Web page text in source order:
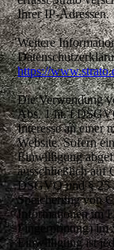
Ihrer IP-Adressen.
Weitere
https://
Die Verwendung
Abs. 1 lit. f
Interesse an einer
Website. Sofern
Einwilligung
ausschließlich auf
DSGVO und §
Speicherung von
Informationen im
Fingerprinting) im
Einwilligung ist